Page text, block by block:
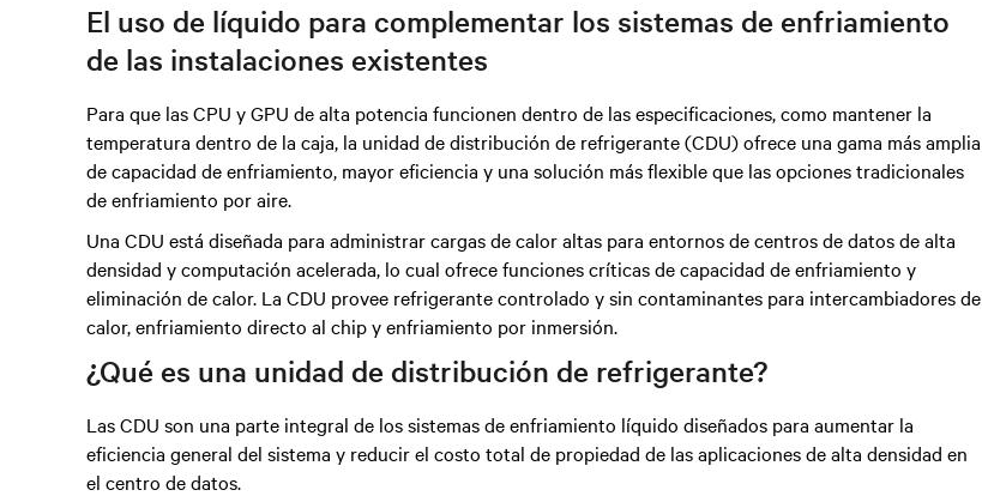
El uso de líquido para complementar los sistemas de enfriamiento
de las instalaciones existentes
Para que las CPU y GPU de alta potencia funcionen dentro de las especificaciones, como mantener la
temperatura dentro de la caja, la unidad de distribución de refrigerante (CDU) ofrece una gama más amplia
de capacidad de enfriamiento, mayor eficiencia y una solución más flexible que las opciones tradicionales
de enfriamiento por aire.
Una CDU está diseñada para administrar cargas de calor altas para entornos de centros de datos de alta
densidad y computación acelerada, lo cual ofrece funciones críticas de capacidad de enfriamiento y
eliminación de calor. La CDU provee refrigerante controlado y sin contaminantes para intercambiadores de
calor, enfriamiento directo al chip y enfriamiento por inmersión.
¿Qué es una unidad de distribución de refrigerante?
Las CDU son una parte integral de los sistemas de enfriamiento líquido diseñados para aumentar la
eficiencia general del sistema y reducir el costo total de propiedad de las aplicaciones de alta densidad en
el centro de datos.